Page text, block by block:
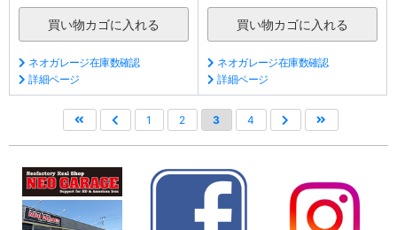
ネオガレージ在庫数確認
詳細ページ
ネオガレージ在庫数確認
詳細ページ
1 2 3 4